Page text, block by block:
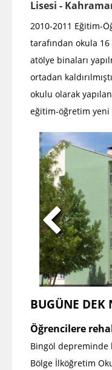
Lisesi -
2010-2011 Eğitim-
tarafından okula
atölye binaları
ortadan
okulu olarak
eğitim-öğretim
BUGÜNE DEK
Öğrencilere
Bingöl depreminde
Bölge İlköğretim